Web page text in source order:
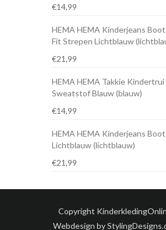
€14,99
HEMA HEMA Kinderjeans
Fit Strepen Lichtblauw
€21,99
HEMA HEMA Takkie Kindertrui
Sweatstof Blauw (blauw)
€14,99
HEMA HEMA Kinderjeans
Lichtblauw (lichtblauw)
€21,99
Copyright
Webdesign by